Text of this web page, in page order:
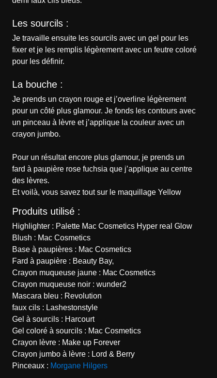
Les sourcils :
Je travaille ensuite les sourcils avec un gel pour les
fixer et je les remplis légèrement avec un feutre coloré
pour les définir.
La bouche :
Je prends un crayon rouge et j’overline légèrement
pour un côté plus glamour. Je fonds les contours avec
un pinceau à lèvre et j’applique la couleur avec un
crayon jumbo.
Pour un résultat encore plus glamour, je prends un
fard à paupière rose fuchsia que j’applique au centre
des lèvres.
Et voilà, vous savez tout sur le maquillage Yellow
Produits utilisé :
Highlighter : Palette Mac Cosmetics Hyper real Glow
Blush : Mac Cosmetics
Base à paupières : Mac Cosmetics
Fard à paupière : Beauty Bay,
Crayon muqueuse jaune : Mac Cosmetics
Crayon muqueuse noir : wunder2
Mascara bleu : Revolution
faux cils : Lashestonstyle
Gel à sourcils : Harcourt
Gel coloré à sourcils : Mac Cosmetics
Crayon lèvre : Make up Forever
Crayon jumbo à lèvre : Lord & Berry
Pinceaux : Morgane Hilgers